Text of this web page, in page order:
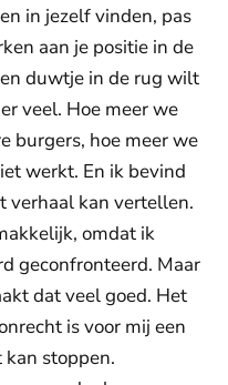
in jezelf vinden, pas
aan je positie in de
duwtje in de rug wilt
veel. Hoe meer we
burgers, hoe meer we
werkt. En ik bevind
verhaal kan vertellen.
omdat ik
geconfronteerd. Maar
dat veel goed. Het
is voor mij een
kan stoppen.